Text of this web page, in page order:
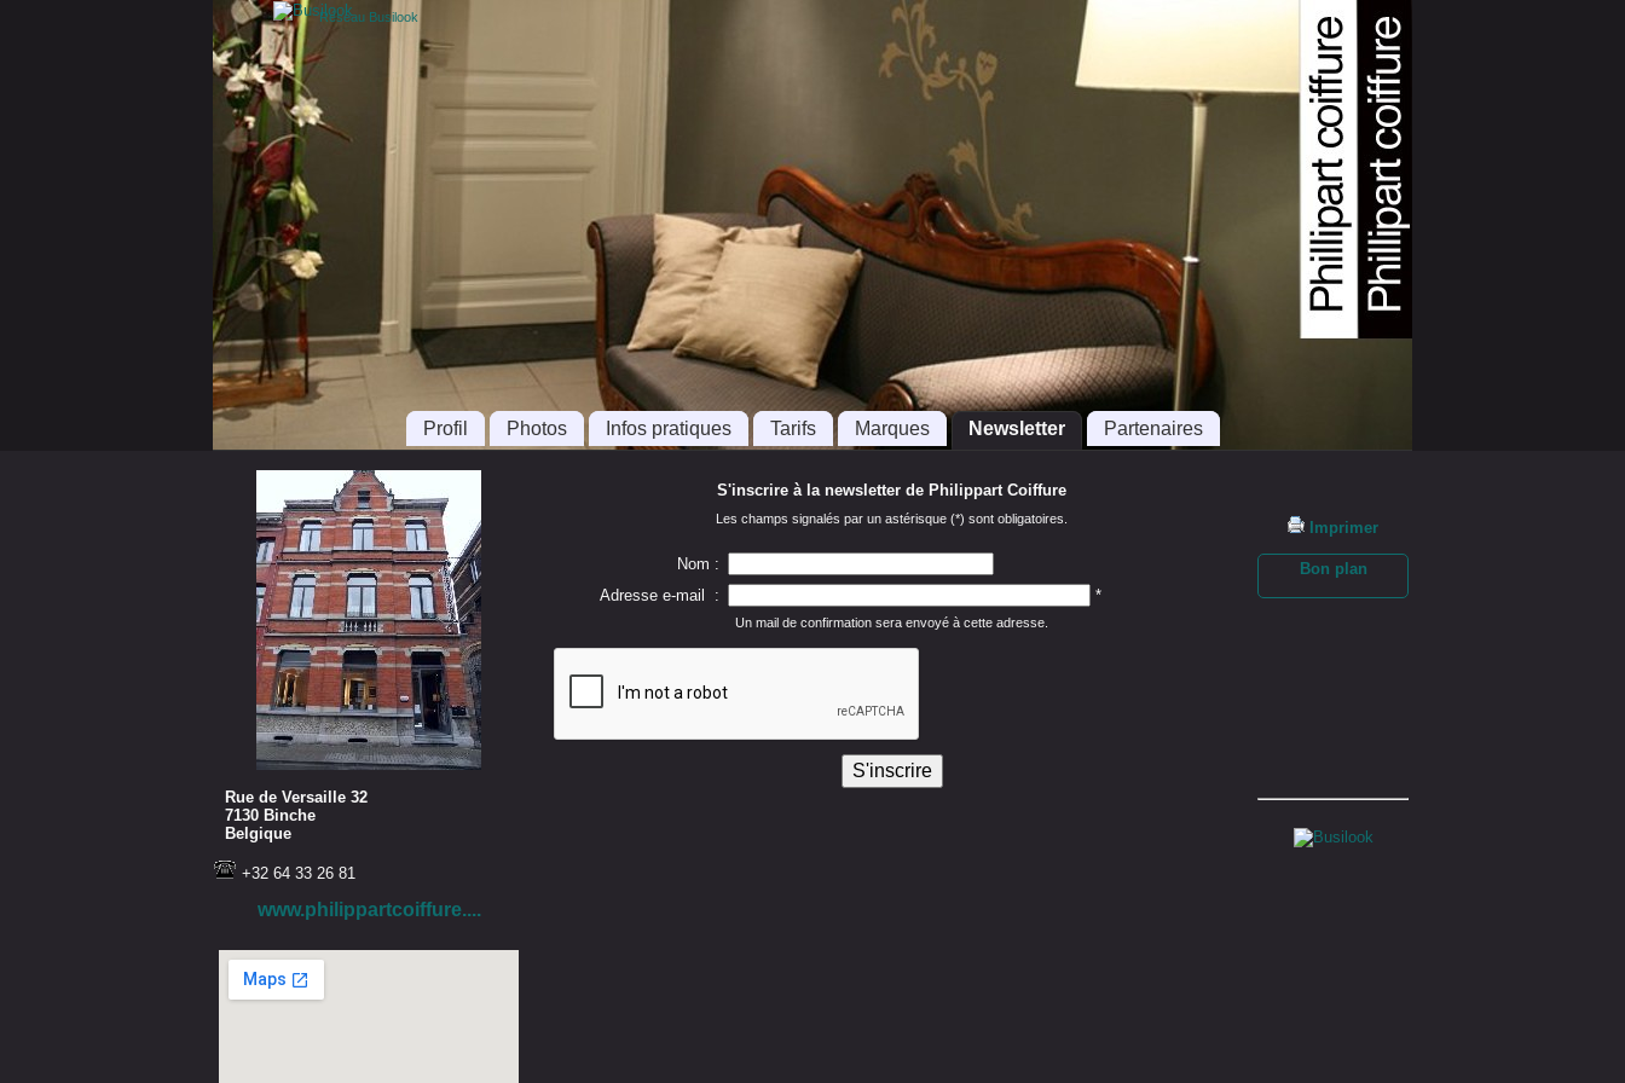
Réseau Busilook
Profil Photos Infos pratiques Tarifs Marques Newsletter Partenaires
Rue de Versaille 32
7130 Binche
Belgique
+32 64 33 26 81
www.philippartcoiffure....
Imprimer
Bon plan
S'inscrire à la newsletter de Philippart Coiffure
Les champs signalés par un astérisque (*) sont obligatoires.
Nom :
Adresse e-mail :
*
Un mail de confirmation sera envoyé à cette adresse.
S'inscrire